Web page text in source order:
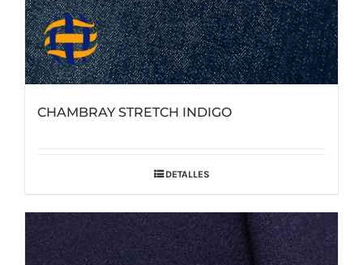
CHAMBRAY STRETCH INDIGO
DETALLES